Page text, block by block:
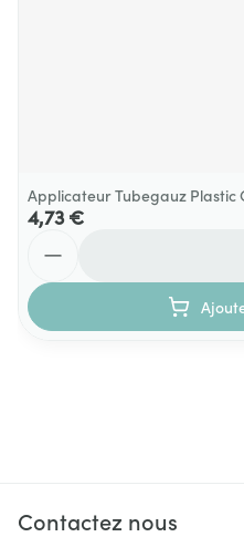
Applicateur Tubegauz Plastic
4,73 €
Contactez nous